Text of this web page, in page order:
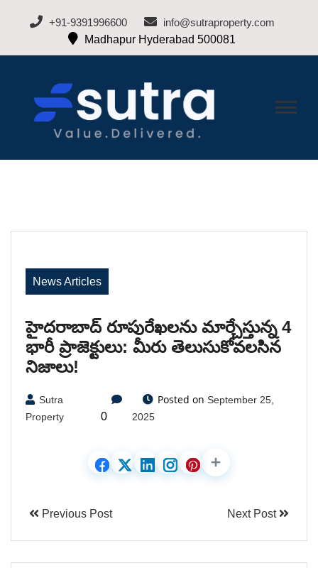
+91-9391996600
info@sutraproperty.com
Madhapur Hyderabad 500081
BLOG-SUTRA
Hyderabad Real Estate Blogs
News Articles
హైదరాబాద్ రూపురేఖలను మార్చేస్తున్న 4
భారీ ప్రాజెక్టులు: మీరు తెలుసుకోవలసిన
నిజాలు!
Sutra
Property
0
Posted on September 25,
2025
Previous Post Next Post